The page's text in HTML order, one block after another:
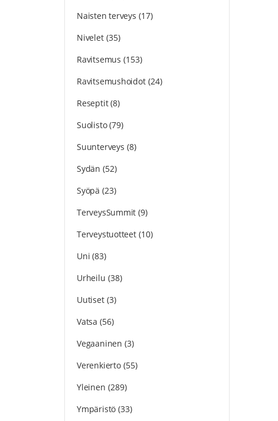
Naisten terveys (17)
Nivelet(35)
Ravitsemus (153)
Ravitsemushoidot(24)
Reseptit(8)
Suolisto(79)
Suunterveys (8)
Sydän (52)
Syöpä (23)
TerveysSummit (9)
Terveystuotteet(10)
Uni (83)
Urheilu (38)
Uutiset(3)
Vatsa (56)
Vegaaninen (3)
Verenkierto(55)
Yleinen (289)
Ympäristö (33)